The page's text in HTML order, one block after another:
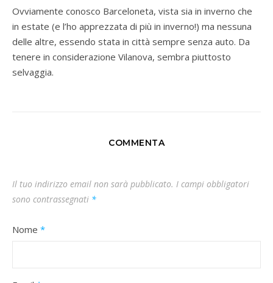
Ovviamente conosco Barceloneta, vista sia in inverno che
in estate (e l’ho apprezzata di più in inverno!) ma nessuna
delle altre, essendo stata in città sempre senza auto. Da
tenere in considerazione Vilanova, sembra piuttosto
selvaggia.
COMMENTA
Il tuo indirizzo email non sarà pubblicato. I campi obbligatori
sono contrassegnati *
Nome *